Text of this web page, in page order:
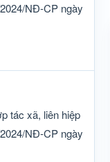
NĐ-CP ngày
tác xã, liên hiệp
NĐ-CP ngày